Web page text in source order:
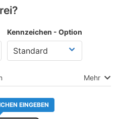
Kennzeichen - Option
Mehr
EINGEBEN